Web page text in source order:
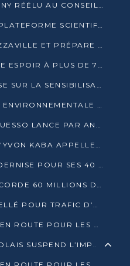
PR. ROGER ARMAND MAKANY RÉÉLU AU CONSEIL DE L’AUF
ÉNERGIE : UNE NOUVELLE PLATEFORME SCIENTIFIQUE POUR LA TRANSITION ÉNERGÉTIQUE EN AFRIQUE CENTRALE
GOZEM DÉBARQUE À BRAZZAVILLE ET PRÉPARE SON ARRIVÉE À POINTE-NOIRE
L’ESPACE OPOKO REDONNE ESPOIR À PLUS DE 775 ÉLÈVES AUTOCHTONES DANS LE NORD DU CONGO
PAUL VALISE MATOMBÉ MISE SUR LA SENSIBILISATION POUR ÉRAQUER LE GRAND BANDITISME
UNE NOUVELLE DIRECTION ENVIRONNEMENTALE POUR RENFORCER LA GESTION DES DONNÉES AU CONGO
LE PRÉSIDENT SASSOU N’GUESSO LANCE PAR ANTICIPATION LA 39ÈME JOURNÉE NATIONALE DE L’ARBRE
L’ASSOCIATION LES AMIS D’YVON KABA APPELLENT DENIS SASSOU N’GUESSO À SE PORTER CANDIDAT
CONGO : LE BCBTP SE MODERNISE POUR SES 40 ANS D’EXISTENCE
LA BANQUE MONDIALE ACCORDE 60 MILLIONS DE DOLLARS POUR LA RÉSILIENCE URBAINE AU CONGO
NKAYI : UN HOMME INTERPELLÉ POUR TRAFIC D’UN BÉBÉ CHIMPANZÉ
55 ÉTUDIANTS CONGOLAIS EN ROUTE POUR LES UNIVERSITÉS ALGÉRIENNES
LE GOUVERNEMENT CONGOLAIS SUSPEND L’IMPORTATION DES MACHETTES ET DES MOTOS